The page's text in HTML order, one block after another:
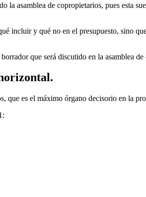
la asamblea de copropietarios, pues esta
incluir y qué no en el presupuesto, sino
que será discutido en la asamblea
que es el máximo órgano decisorio en la